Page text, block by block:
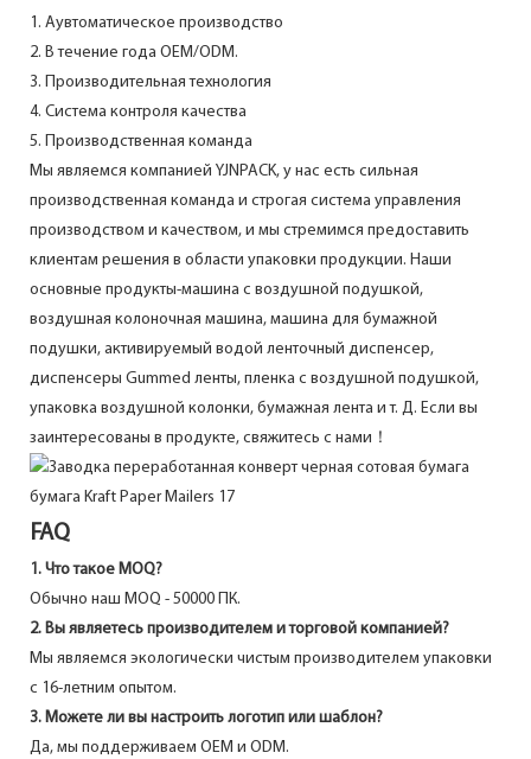
1. Аувтоматическое производство
2. В течение года OEM/ODM.
3. Производительная технология
4. Система контроля качества
5. Производственная команда
Мы являемся компанией YJNPACK, у нас есть сильная
производственная команда и строгая система управления
производством и качеством, и мы стремимся предоставить
клиентам решения в области упаковки продукции. Наши
основные продукты-машина с воздушной подушкой,
воздушная колоночная машина, машина для бумажной
подушки, активируемый водой ленточный диспенсер,
диспенсеры Gummed ленты, пленка с воздушной подушкой,
упаковка воздушной колонки, бумажная лента и т. Д. Если вы
заинтересованы в продукте, свяжитесь с нами！
FAQ
1. Что такое MOQ?
Обычно наш MOQ - 50000 ПК.
2. Вы являетесь производителем и торговой компанией?
Мы являемся экологически чистым производителем упаковки
с 16-летним опытом.
3. Можете ли вы настроить логотип или шаблон?
Да, мы поддерживаем OEM и ODM.